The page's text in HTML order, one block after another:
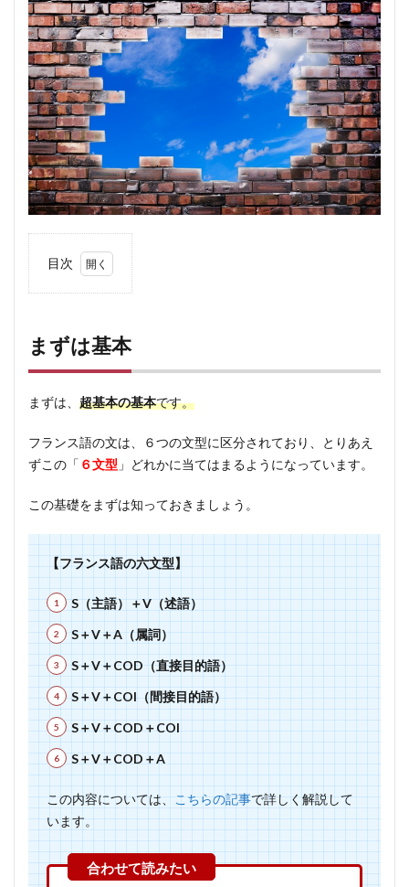
目次
本
2
語順
乱す
2.1
の文
2.2
否定
文
2.3
中性
名詞
がく
ると
き
目的
語が
代名
詞の
まずは基本
まずは、 超基本の基本です。
フランス語の文は、６つの文型に区分されており、とりあえ
ずこの「 ６文型 」どれかに当てはまるようになっています。
この基礎をまずは知っておきましょう。
【フランス語の六文型】
S（主語）＋V（述語）
S＋V＋A（属詞）
S＋V＋COD（直接目的語）
S＋V＋COI（間接目的語）
S＋V＋COD＋COI
S＋V＋COD＋A
この内容については、こちらの記事で詳しく解説して
います。